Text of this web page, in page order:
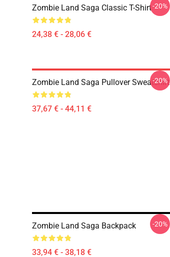
Zombie Land Saga Classic T-Shirt
24,38 € - 28,06 €
-20%
Zombie Land Saga Pullover Sweatshirt
37,67 € - 44,11 €
-20%
Zombie Land Saga Backpack
33,94 € - 38,18 €
-20%